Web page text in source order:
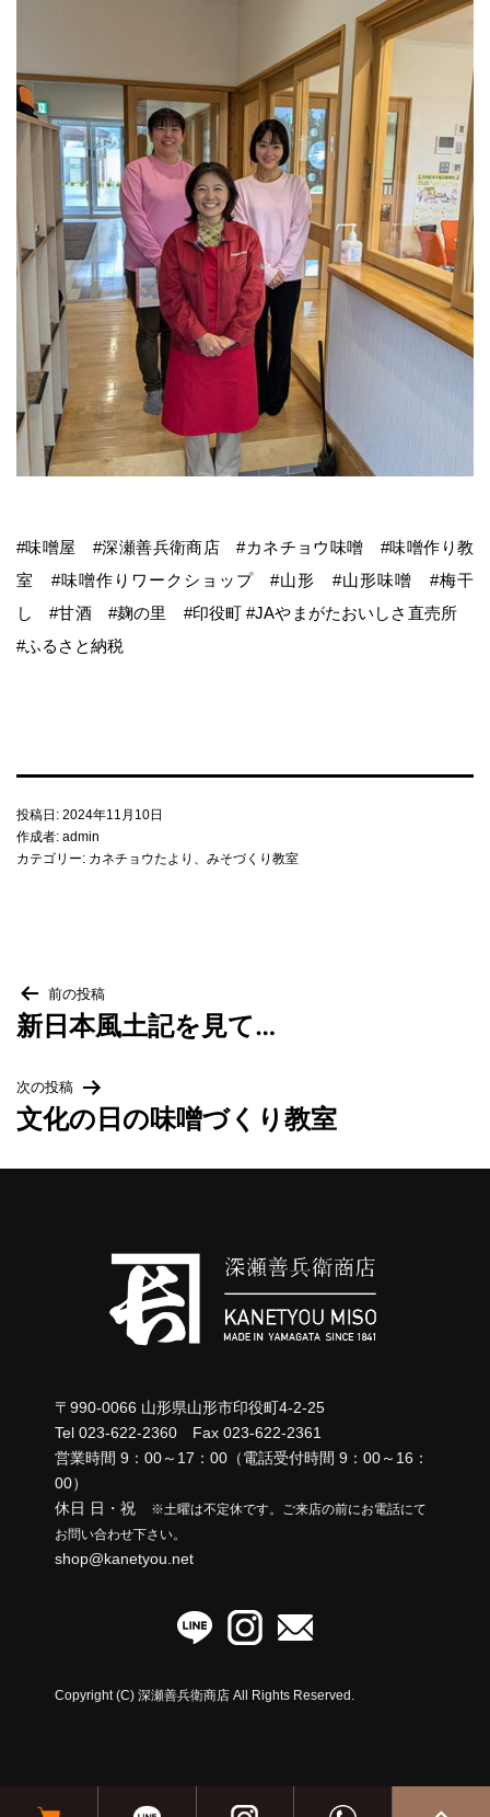
味噌の即売会
商品のご案内
味噌
麹・甘酒
梅・梅干し
当店について
麹に込めた変わらぬ想い
カネチョウ印の由来
取扱店一覧
#味噌屋 #深瀬善兵衛商店 #カネチョウ味噌 #味噌作り教
室 #味噌作りワークショップ #山形 #山形味噌 #梅干
し #甘酒 #麹の里 #印役町 #JAやまがたおいしさ直売所
#ふるさと納税
投稿日: 2024年11月10日
作成者: admin
カテゴリー: カネチョウたより 、 みそづくり教室
投
ナ
ビ
前の投稿
新日本風土記を見て…
次の投稿
文化の日の味噌づくり教室
〒990-0066 山形県山形市印役町4-2-25
Tel 023-622-2360 Fax 023-622-2361
営業時間 9：00～17：00（電話受付時間 9：00～16：
00）
休日 日・祝
※土曜は不定休です。ご来店の前にお電話にて
お問い合わせ下さい。
shop@kanetyou.net
Copyright (C) 深瀬善兵衛商店 All Rights Reserved.